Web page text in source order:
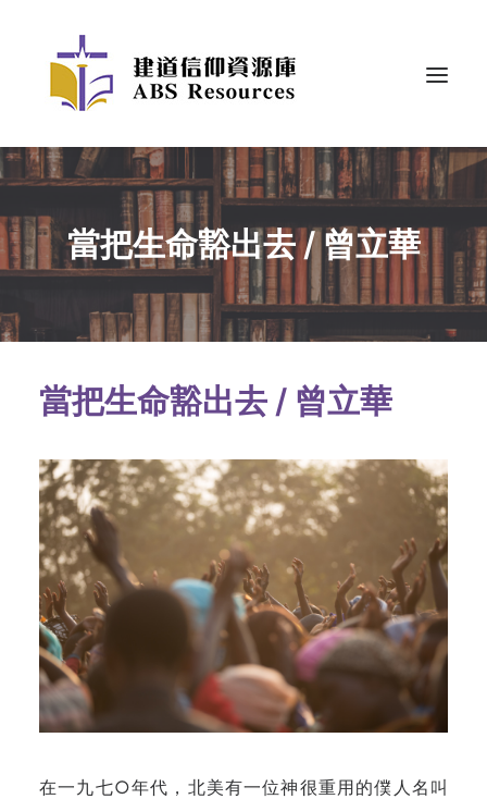
當把生命豁出去 / 曾立華
當把生命豁出去 / 曾立華
在一九七○年代，北美有一位神很重用的僕人名叫